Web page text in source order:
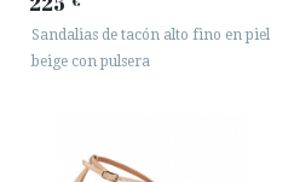
Sandalias de tacón alto fino en piel
beige con pulsera